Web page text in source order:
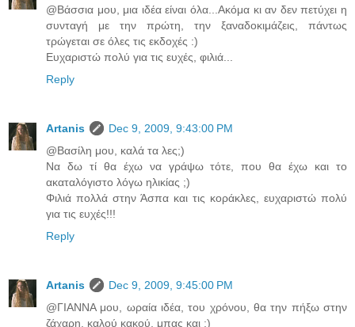
@Βάσσια μου, μια ιδέα είναι όλα...Ακόμα κι αν δεν πετύχει η
συνταγή με την πρώτη, την ξαναδοκιμάζεις, πάντως
τρώγεται σε όλες τις εκδοχές :)
Ευχαριστώ πολύ για τις ευχές, φιλιά...
Reply
Artanis
Dec 9, 2009, 9:43:00 PM
@Βασίλη μου, καλά τα λες;)
Να δω τί θα έχω να γράψω τότε, που θα έχω και το
ακαταλόγιστο λόγω ηλικίας ;)
Φιλιά πολλά στην Άσπα και τις κοράκλες, ευχαριστώ πολύ
για τις ευχές!!!
Reply
Artanis
Dec 9, 2009, 9:45:00 PM
@ΓΙΑΝΝΑ μου, ωραία ιδέα, του χρόνου, θα την πήξω στην
ζάχαρη, καλού κακού, μπας και ;)